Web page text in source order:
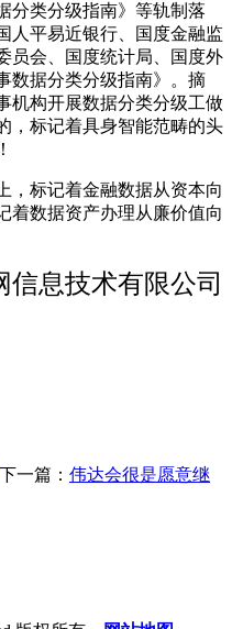
分类分级指南》等轨制落
人平易近银行、国度金融监
员会、国度统计局、国度外
数据分类分级指南》。摘
机构开展数据分类分级工做
，标记着具身智能范畴的头
标记着金融数据从资本向
着数据资产办理从廉价值向
息技术有限公司
下一篇： 伟达会很是愿意继